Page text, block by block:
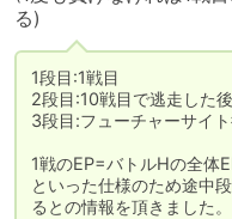
る)
1段目:1戦目
2段目:10戦目で逃走した
3段目:フューチャーサイ
1戦のEP=バトルHの全体
といった仕様のため途中
るとの情報を頂きました。